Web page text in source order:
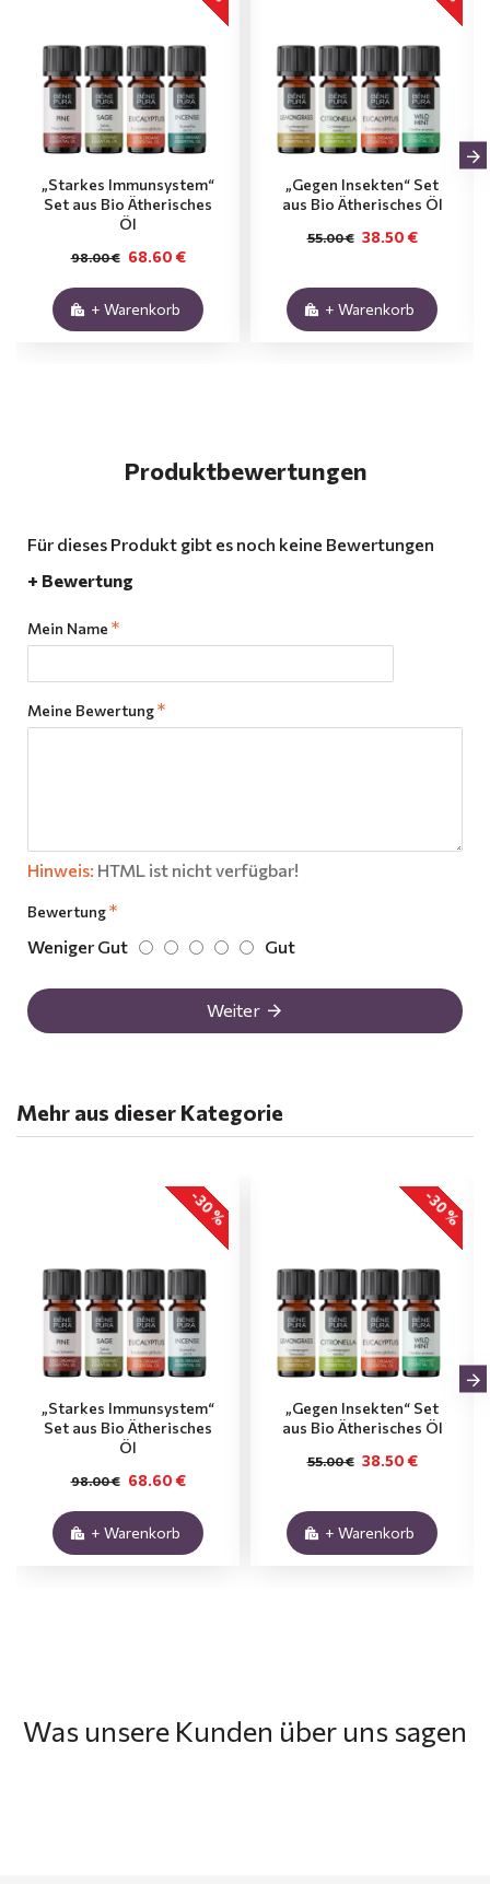
„Starkes Immunsystem“
Set aus Bio Ätherisches
Öl
68.60 €
98.00 €
+ Warenkorb
„Gegen Insekten“ Set
aus Bio Ätherisches Öl
38.50 €
55.00 €
+ Warenkorb
Produktbewertungen
Für dieses Produkt gibt es noch keine Bewertungen
+ Bewertung
Mein Name
Meine Bewertung
Hinweis: HTML ist nicht verfügbar!
Bewertung
Weniger Gut Gut
Weiter
Mehr aus dieser Kategorie
-30 %
„Starkes Immunsystem“
Set aus Bio Ätherisches
Öl
68.60 €
98.00 €
+ Warenkorb
-30 %
„Gegen Insekten“ Set
aus Bio Ätherisches Öl
38.50 €
55.00 €
+ Warenkorb
Was unsere Kunden über uns sagen